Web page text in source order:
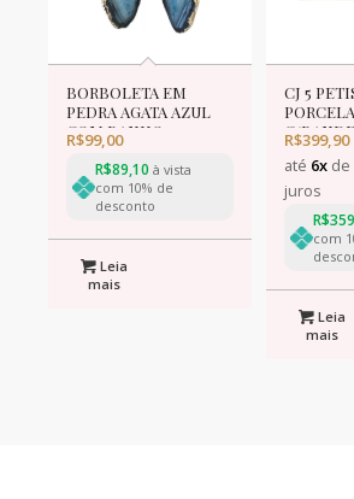
BORBOLETA EM
PEDRA AGATA AZUL
COM BANHO
R$99,00
R$89,10 à vista
com 10% de
desconto
Leia
mais
CJ 5
C/
R$399,90
até 6xde
juros
R$
com
Leia
mais